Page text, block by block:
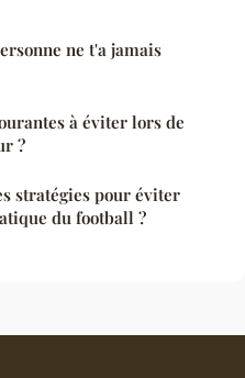
ne t'a jamais
à éviter lors de
?
stratégies pour éviter
du football ?